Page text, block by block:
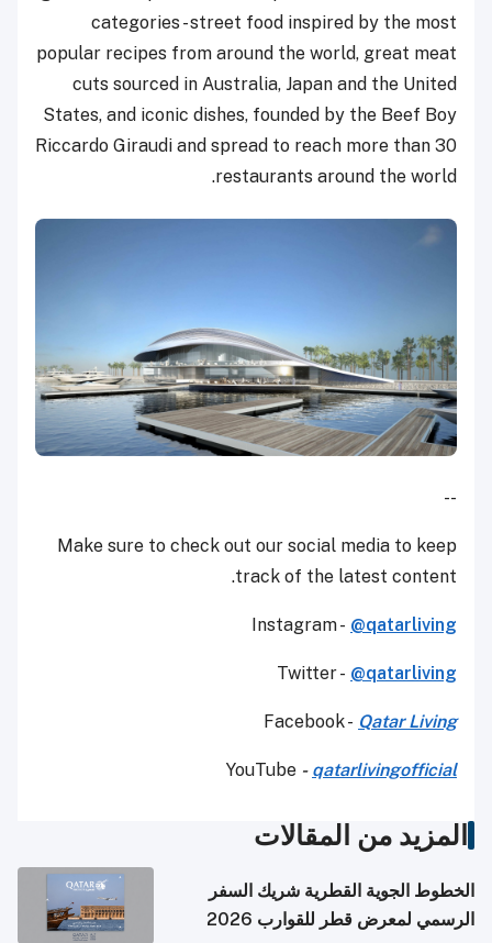
categories - street food inspired by the most
popular recipes from around the world, great meat
cuts sourced in Australia, Japan and the United
States, and iconic dishes, founded by the Beef Boy
Riccardo Giraudi and spread to reach more than 30
restaurants around the world.
--
Make sure to check out our social media to keep
track of the latest content.
Instagram - @qatarliving
Twitter - @qatarliving
Facebook - Qatar Living
YouTube - qatarlivingofficial
المزيد من المقالات
الخطوط الجوية القطرية شريك السفر
الرسمي لمعرض قطر للقوارب 2026